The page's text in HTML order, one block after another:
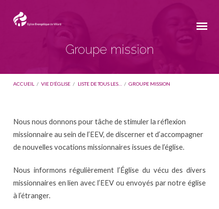
Groupe mission
ACCUEIL / VIE D’ÉGLISE / LISTE DE TOUS LES… / GROUPE MISSION
Groupe
mission
Nous nous donnons pour tâche de stimuler la réflexion
missionnaire au sein de l’EEV, de discerner et d’accompagner
de nouvelles vocations missionnaires issues de l’église.
Nous informons régulièrement l’Église du vécu des divers
missionnaires en lien avec l’EEV ou envoyés par notre église
à l’étranger.